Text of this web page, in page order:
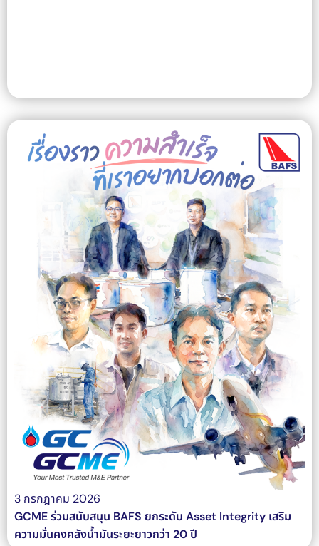
3 กรกฎาคม 2026
GCME ร่วมสนับสนุน BAFS ยกระดับ Asset Integrity เสริม
ความมั่นคงคลังน้ำมันระยะยาวกว่า 20 ปี